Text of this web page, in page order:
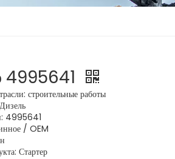
4995641
строительные работы
4995641
/ OEM
Стартер